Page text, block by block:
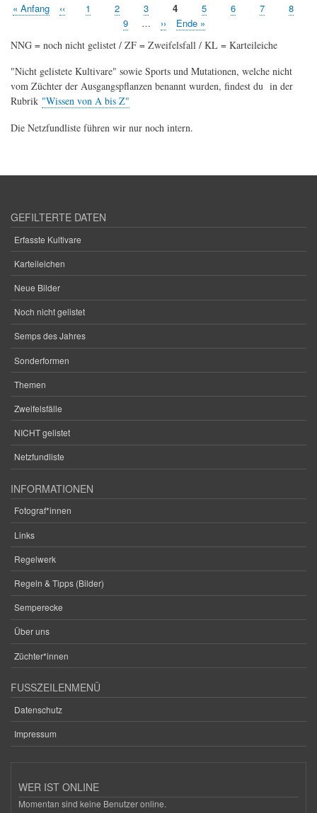
Seitennummerierung
Erste
« Anfang
Vorherige
‹‹ Seite
1 Seite
2 Seite
3
Aktuelle
Seite
4 Seite
5 Seite
6 Seite
7 Seite
8
Seite
9 …
Nächste
››
Letzte
Ende »
NNG = noch nicht gelistet / ZF = Zweifelsfall / KL = Karteileiche
"Nicht gelistete Kultivare" sowie Sports und Mutationen, welche nicht
vom Züchter der Ausgangspflanzen benannt wurden, findest du in der
Rubrik "Wissen von A bis Z"
Die Netzfundliste führen wir nur noch intern.
GEFILTERTE DATEN
Erfasste Kultivare
Karteileichen
Neue Bilder
Noch nicht gelistet
Semps des Jahres
Sonderformen
Themen
Zweifelsfälle
NICHT gelistet
Netzfundliste
INFORMATIONEN
Fotograf*innen
Links
Regelwerk
Regeln & Tipps (Bilder)
Semperecke
Über uns
Züchter*innen
FUSSZEILENMENÜ
Datenschutz
Impressum
WER IST ONLINE
Momentan sind keine Benutzer online.